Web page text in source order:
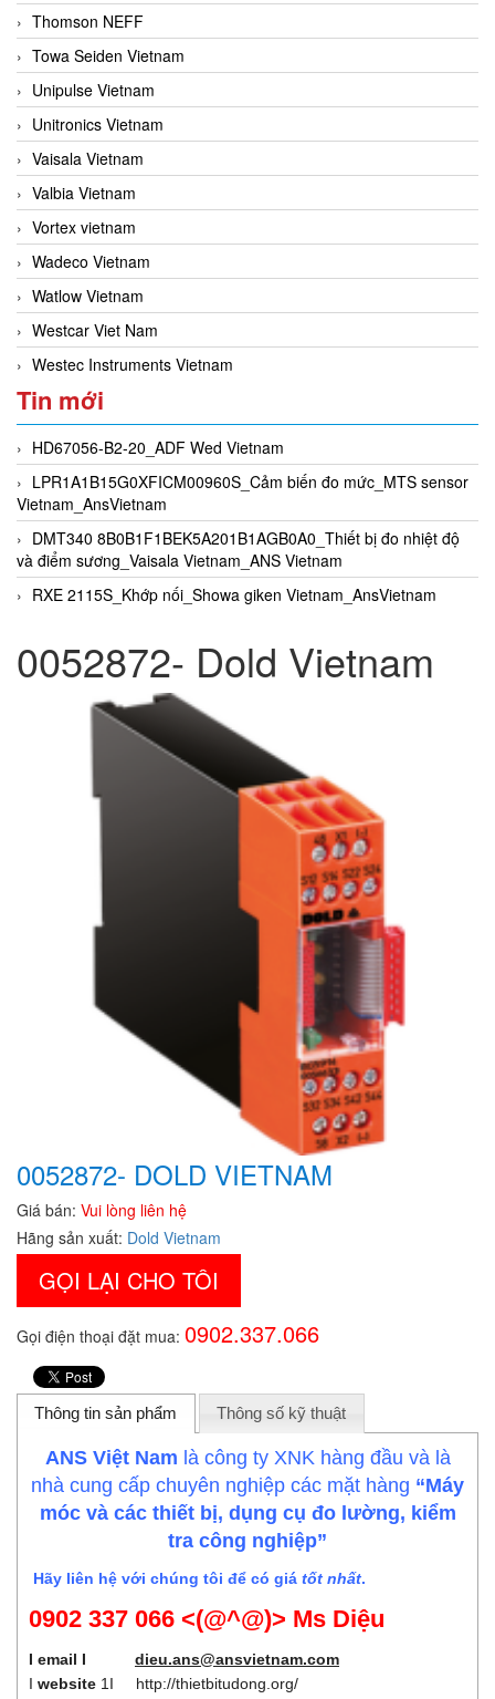
Thomson NEFF
Towa Seiden Vietnam
Unipulse Vietnam
Unitronics Vietnam
Vaisala Vietnam
Valbia Vietnam
Vortex vietnam
Wadeco Vietnam
Watlow Vietnam
Westcar Viet Nam
Westec Instruments Vietnam
Tin mới
HD67056-B2-20_ADF Wed Vietnam
LPR1A1B15G0XFICM00960S_Cảm biến đo mức_MTS sensor
Vietnam_AnsVietnam
DMT340 8B0B1F1BEK5A201B1AGB0A0_Thiết bị đo nhiệt độ
và điểm sương_Vaisala Vietnam_ANS Vietnam
RXE 2115S_Khớp nối_Showa giken Vietnam_AnsVietnam
0052872- Dold Vietnam
0052872- DOLD VIETNAM
Giá bán: Vui lòng liên hệ
Hãng sản xuất: Dold Vietnam
GỌI LẠI CHO TÔI
Gọi điện thoại đặt mua: 0902.337.066
Thông tin sản phẩm Thông số kỹ thuật
ANS Việt Nam là công ty XNK hàng đầu và là
nhà cung cấp chuyên nghiệp các mặt hàng “Máy
móc và các thiết bị, dụng cụ đo lường, kiểm
tra công nghiệp”
Hãy liên hệ với chúng tôi để có giá tốt nhất.
0902 337 066 <(@^@)> Ms Diệu
I email I dieu.ans@ansvietnam.com
I website 1I http://thietbitudong.org/